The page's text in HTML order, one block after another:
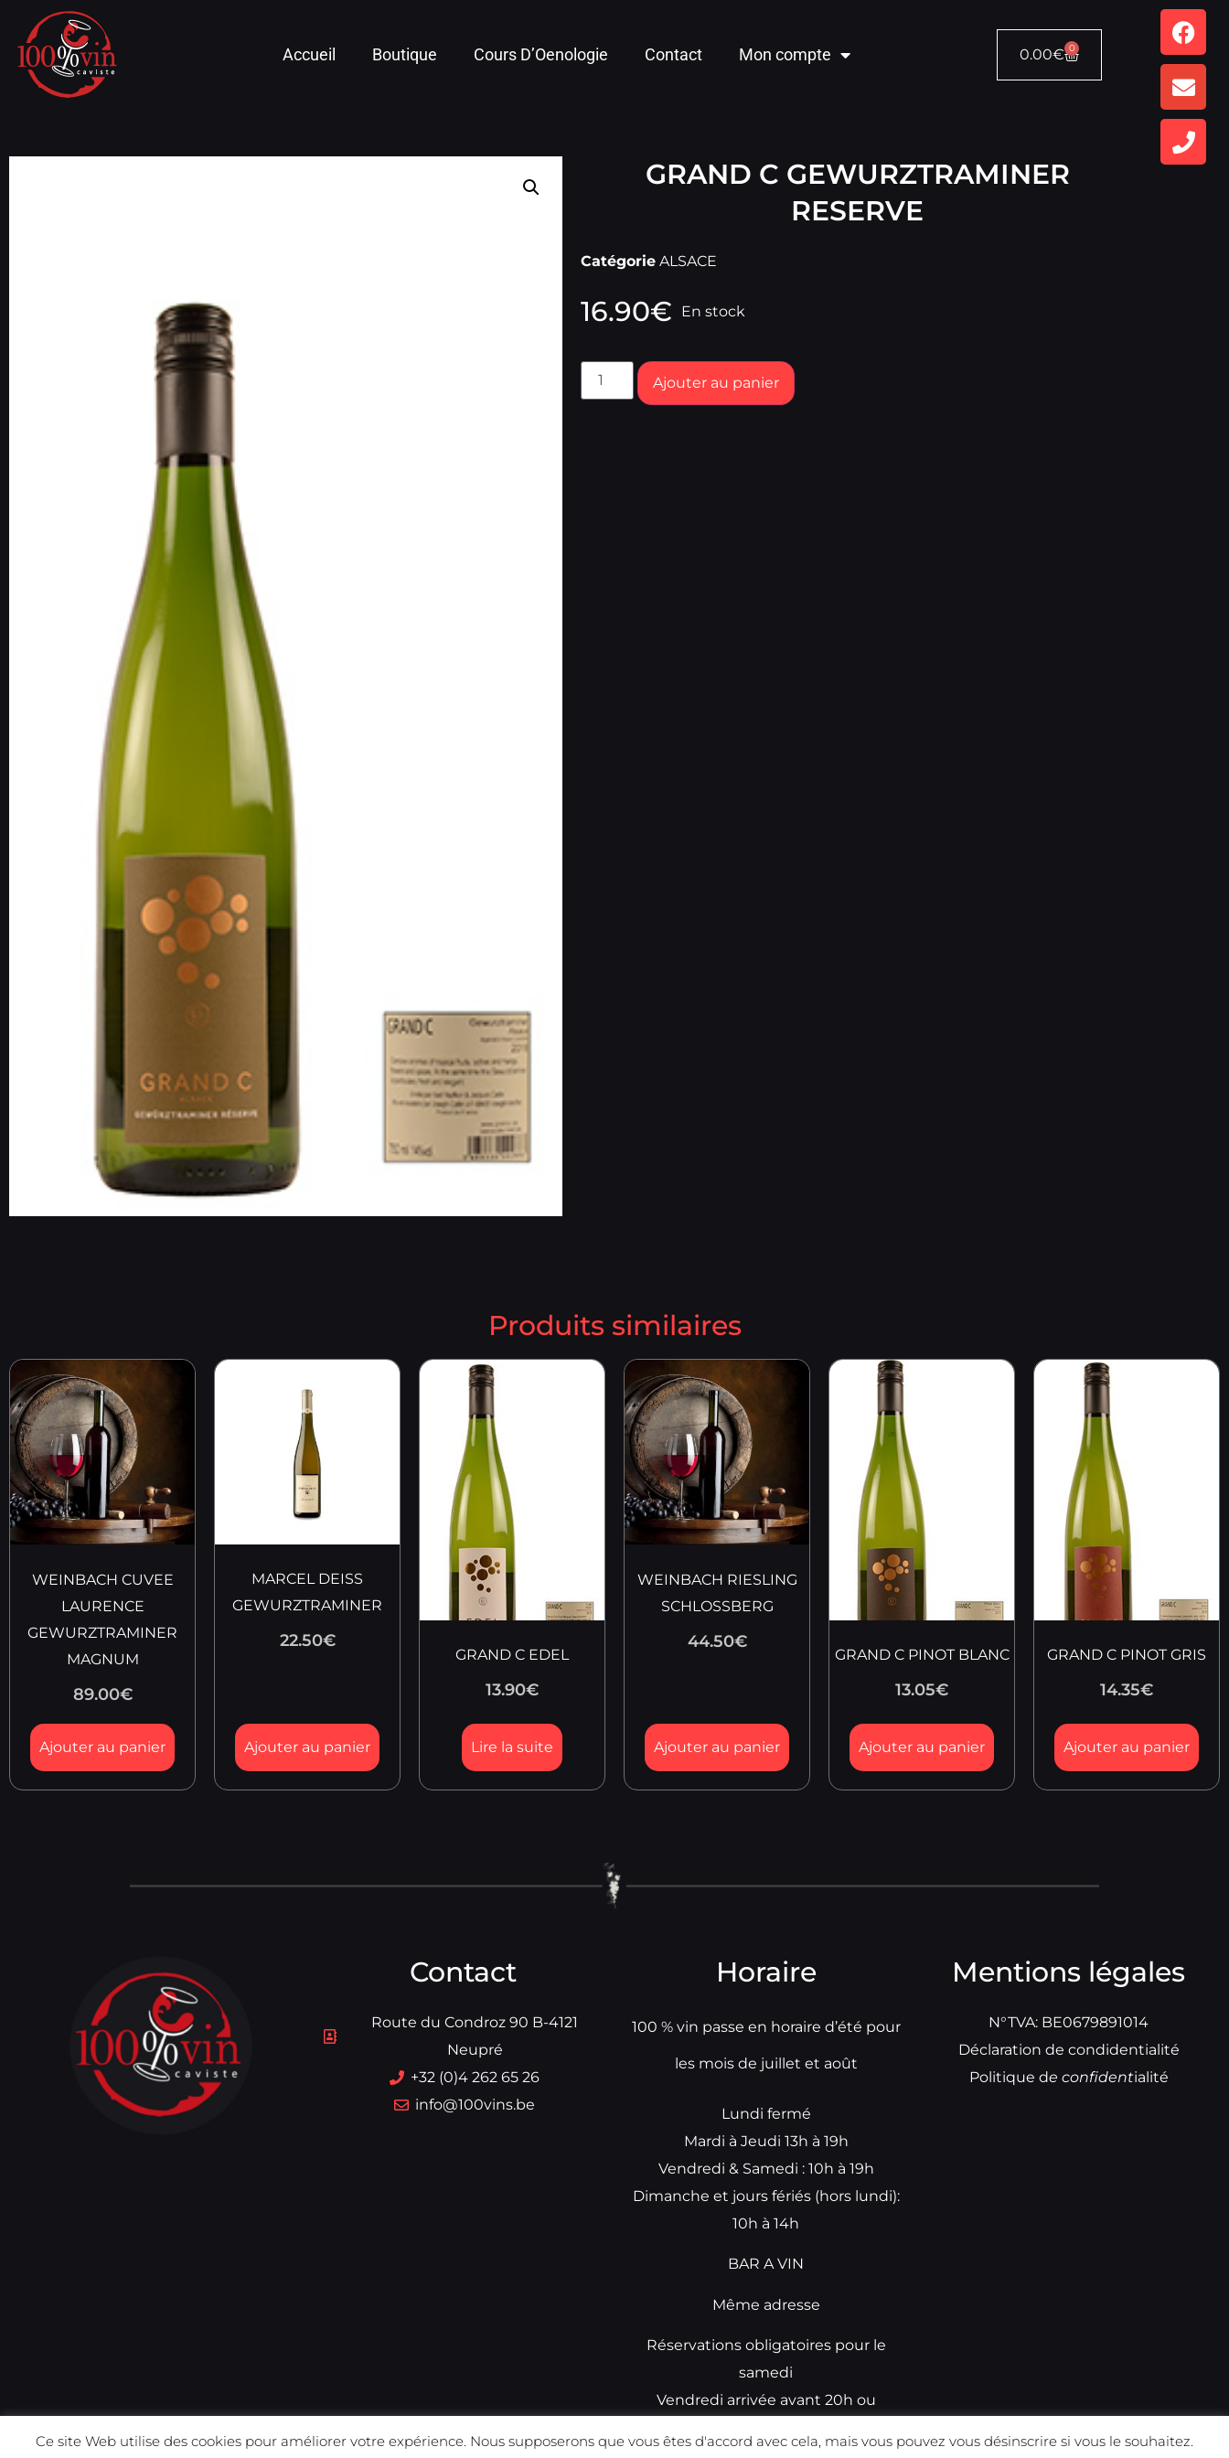
Accueil Boutique Cours D’Oenologie Contact Mon compte 0.00€ 0
GRAND C GEWURZTRAMINER
RESERVE
Catégorie ALSACE
16.90€ En stock
Ajouter au panier
Produits similaires
WEINBACH CUVEE
LAURENCE
GEWURZTRAMINER
MAGNUM
89.00€
Ajouter au panier
MARCEL DEISS
GEWURZTRAMINER
22.50€
Ajouter au panier
GRAND C EDEL
13.90€
Lire la suite
WEINBACH RIESLING
SCHLOSSBERG
44.50€
Ajouter au panier
GRAND C PINOT BLANC
13.05€
Ajouter au panier
GRAND C PINOT GRIS
14.35€
Ajouter au panier
Contact
Route du Condroz 90 B-4121
Neupré
+32 (0)4 262 65 26
info@100vins.be
Horaire
100 % vin passe en horaire d’été pour
les mois de juillet et août
Lundi fermé
Mardi à Jeudi 13h à 19h
Vendredi & Samedi : 10h à 19h
Dimanche et jours fériés (hors lundi):
10h à 14h
BAR A VIN
Même adresse
Réservations obligatoires pour le
samedi
Vendredi arrivée avant 20h ou
Mentions légales
N°TVA: BE0679891014
Déclaration de condidentialité
Politique de confidentialité
Ce site Web utilise des cookies pour améliorer votre expérience. Nous supposerons que vous êtes d'accord avec cela, mais vous pouvez vous désinscrire si vous le souhaitez.